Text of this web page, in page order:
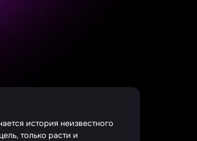
история неизвестного
только расти и